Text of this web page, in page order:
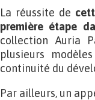
La réussite de
première étape
collection Auria
plusieurs
continuité du
Par ailleurs, un